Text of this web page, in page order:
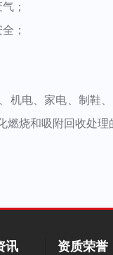
；
；
电、家电、制鞋、
烧和吸附回收处
讯 资质荣誉